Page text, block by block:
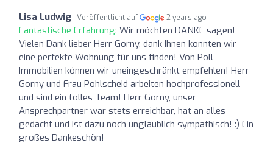
Lisa Ludwig Veröffentlicht auf 2 years ago
Fantastische Erfahrung: Wir möchten DANKE sagen!
Vielen Dank lieber Herr Gorny, dank Ihnen konnten wir
eine perfekte Wohnung für uns finden! Von Poll
Immobilien können wir uneingeschränkt empfehlen! Herr
Gorny und Frau Pohlscheid arbeiten hochprofessionell
und sind ein tolles Team! Herr Gorny, unser
Ansprechpartner war stets erreichbar, hat an alles
gedacht und ist dazu noch unglaublich sympathisch! :) Ein
großes Dankeschön!